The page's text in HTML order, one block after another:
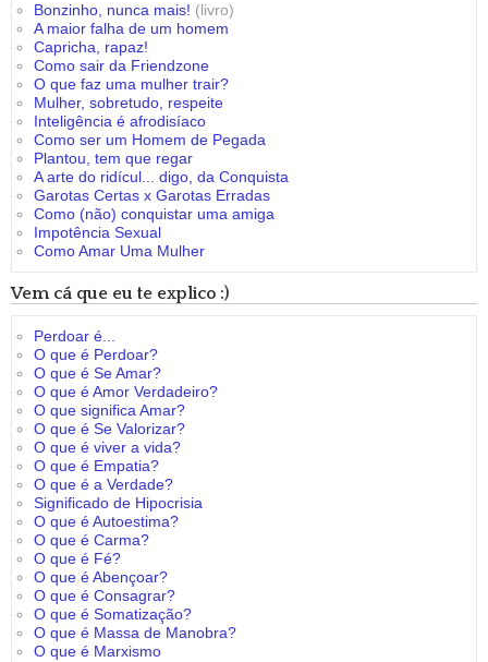
Bonzinho, nunca mais! (livro)
A maior falha de um homem
Capricha, rapaz!
Como sair da Friendzone
O que faz uma mulher trair?
Mulher, sobretudo, respeite
Inteligência é afrodisíaco
Como ser um Homem de Pegada
Plantou, tem que regar
A arte do ridícul... digo, da Conquista
Garotas Certas x Garotas Erradas
Como (não) conquistar uma amiga
Impotência Sexual
Como Amar Uma Mulher
Vem cá que eu te explico :)
Perdoar é...
O que é Perdoar?
O que é Se Amar?
O que é Amor Verdadeiro?
O que significa Amar?
O que é Se Valorizar?
O que é viver a vida?
O que é Empatia?
O que é a Verdade?
Significado de Hipocrisia
O que é Autoestima?
O que é Carma?
O que é Fé?
O que é Abençoar?
O que é Consagrar?
O que é Somatização?
O que é Massa de Manobra?
O que é Marxismo